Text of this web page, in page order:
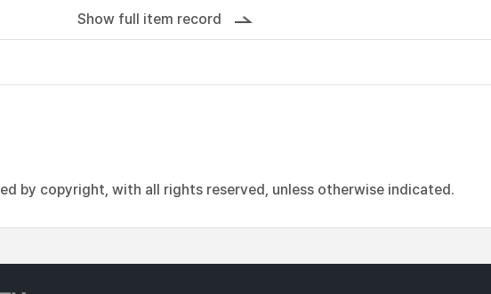
Show full item record
by copyright, with all rights reserved, unless otherwise indicated.